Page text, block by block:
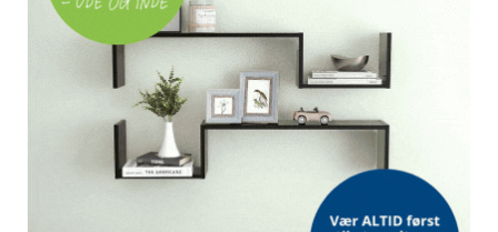
Hvilke ben følger med?
Er der opbevaringsboks med?
Hvad er materialet?
Bemærk: FAQ er vejledende information. Vi tager forbehold for fejl og
mangler, og oplysningerne er ikke juridisk bindende.